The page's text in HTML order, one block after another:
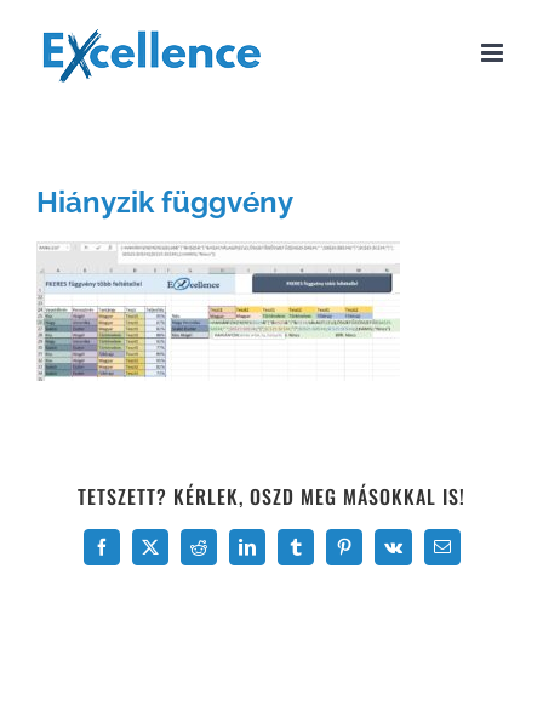
Hiányzik függvény
TETSZETT? KÉRLEK, OSZD MEG MÁSOKKAL IS!
Facebook
X Reddit LinkedInTumblrPinterest
Vk Email: